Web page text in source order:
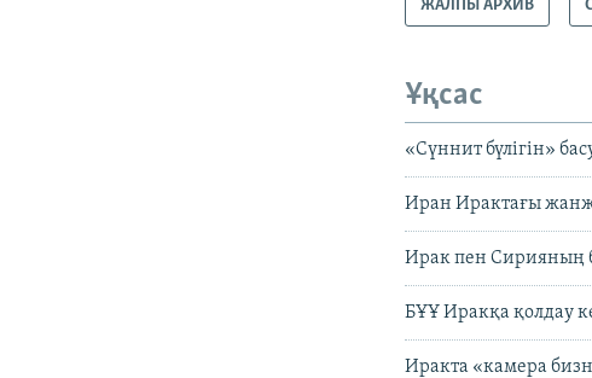
ЖАЛПЫ АРХИВ
Ұқсас
«Сүннит бүлігін»
Иран Ирактағы
Ирак пен Сирияның
БҰҰ Иракқа қолдау
Иракта «камера